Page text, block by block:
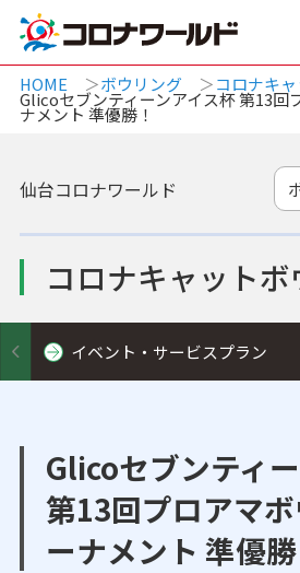
HOME ボウリング コロナキ
Glicoセブンティーンアイス杯 第13回
ナメント 準優勝！
コロナキャット
仙台コロナワールド
イベント・サービスプラン
Glicoセブンティ
第13回プロアマ
ーナメント 準優勝